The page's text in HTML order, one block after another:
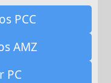
PCC
AMZ
PC